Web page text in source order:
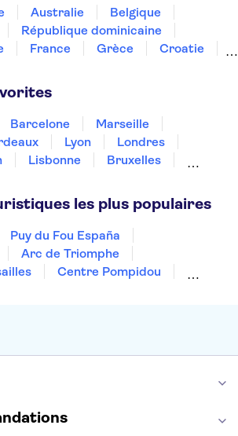
Australie
Belgique
République dominicaine
France Grèce
Croatie
Barcelone
Marseille
Lyon
Londres
Lisbonne
Bruxelles
Copenhague Montpellier
les plus populaires
Puy du Fou España
Arc de Triomphe
Centre Pompidou